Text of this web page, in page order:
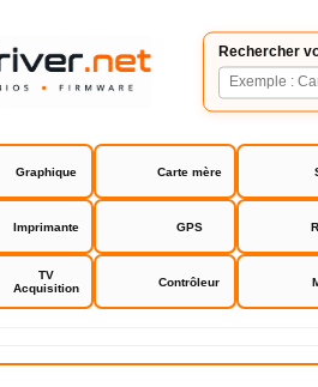
Rechercher
Graphique Carte mère
Imprimante GPS
TV
Acquisition
Contrôleur
NVIDIA GeForce Driver